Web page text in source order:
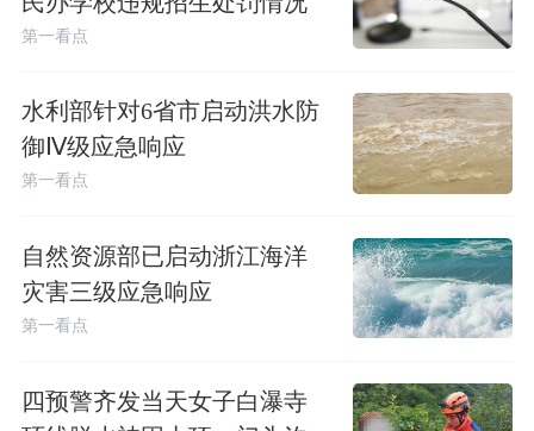
第一看点
水利部针对6省市启动洪水防
御Ⅳ级应急响应
第一看点
自然资源部已启动浙江海洋
灾害三级应急响应
第一看点
四预警齐发当天女子白瀑寺